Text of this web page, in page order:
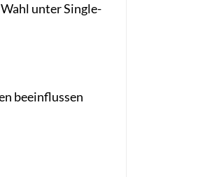
unter Single-
beeinflussen